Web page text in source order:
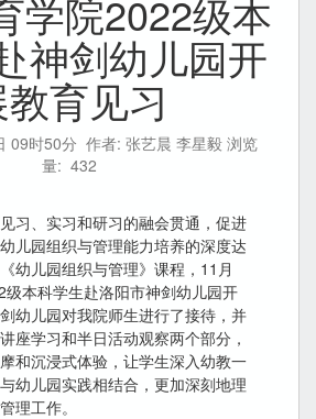
学院2022级本
神剑幼儿园开
教育见习
09时50分 作者: 张艺晨 李星毅 浏览
量: 432
习、实习和研习的融会贯通，促进
儿园组织与管理能力培养的深度达
幼儿园组织与管理》课程，11月
本科学生赴洛阳市神剑幼儿园开
幼儿园对我院师生进行了接待，并
座学习和半日活动观察两个部分，
和沉浸式体验，让学生深入幼教一
幼儿园实践相结合，更加深刻地理
理工作。